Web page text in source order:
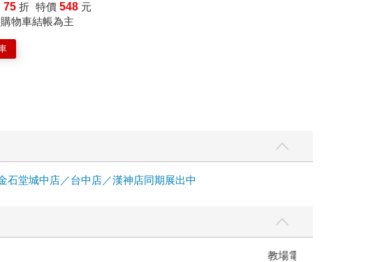
75 折 特價 548 元
物車結帳為主
石堂城中店／台中店／漢神店同期展出中
列 前傳】 世界上最透明